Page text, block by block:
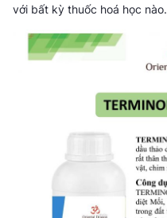
với bất kỳ thuốc hoá học nào.